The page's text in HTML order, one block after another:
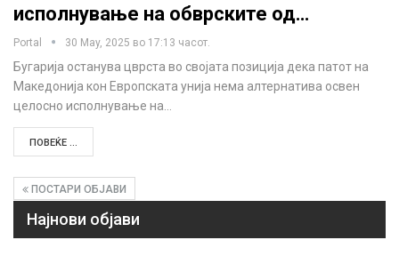
исполнување на обврските од…
Portal 30 May, 2025 во 17:13 часот.
Бугарија останува цврста во својата позиција дека патот на
Македонија кон Европската унија нема алтернатива освен
целосно исполнување на…
ПОВЕЌЕ ...
ПОСТАРИ ОБЈАВИ
Најнови објави